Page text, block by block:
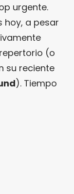
urgente.
hoy, a pesar
(o
su reciente
). Tiempo